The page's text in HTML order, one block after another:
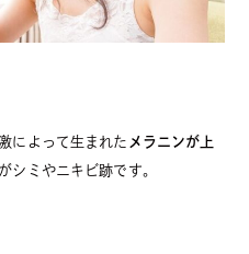
によって生まれた メラニンが上
シミやニキビ跡です。